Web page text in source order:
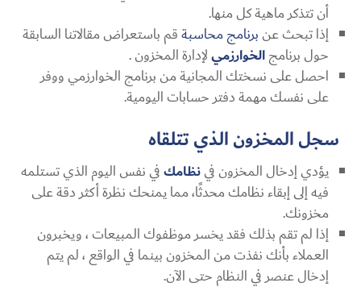
أن تتذكر ماهية كل منها.
إذا تبحث عنبرنامج محاسبةقم باستعراض مقالاتنا السابقة
حول برنامجالخوارزميلإدارة المخزون .
احصل على نسختك المجانية من برنامج الخوارزمي ووفر
على نفسك مهمة دفتر حسابات اليومية.
سجل المخزون الذي تتلقاه
يؤدي إدخال المخزون فينظامكفي نفس اليوم الذي تستلمه
فيه إلى إبقاء نظامك محدثًا، مما يمنحك نظرة أكثر دقة على
مخزونك.
إذا لم تقم بذلك فقد يخسر موظفوك المبيعات ، ويخبرون
العملاء بأنك نفذت من المخزون بينما في الواقع ، لم يتم
إدخال عنصر في النظام حتى الآن.